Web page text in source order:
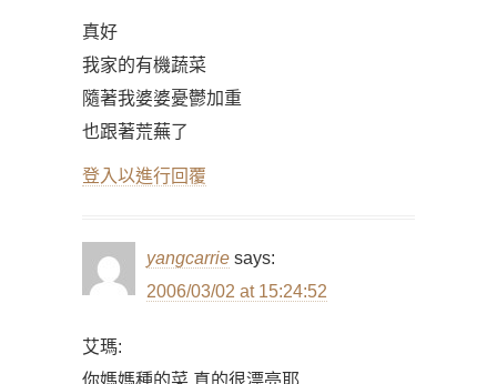
真好
我家的有機蔬菜
隨著我婆婆憂鬱加重
也跟著荒蕪了
登入以進行回覆
yangcarrie says:
2006/03/02 at 15:24:52
艾瑪:
你媽媽種的菜,真的很漂亮耶.